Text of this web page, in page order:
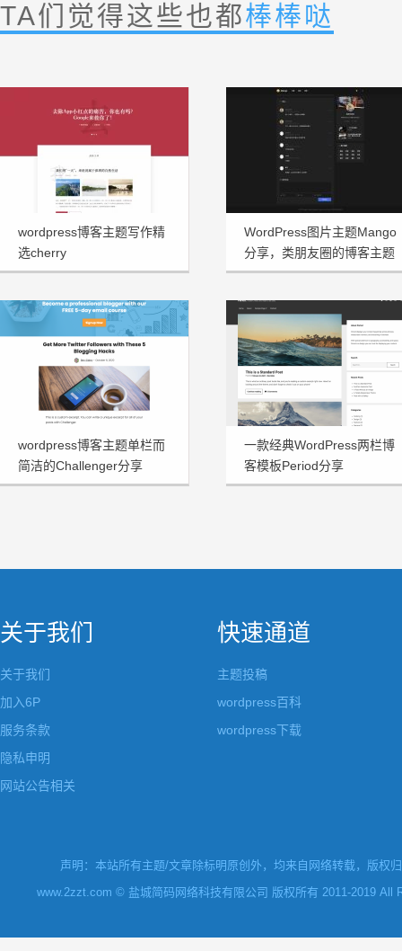
TA们觉得这些也都棒棒哒
wordpress博客主题写作精
选cherry
WordPress图片主题Mango
分享，类朋友圈的博客主题
wordpress博客主题单栏而
简洁的Challenger分享
一款经典WordPress两栏博
客模板Period分享
关于我们
关于我们
加入6P
服务条款
隐私申明
网站公告相关
快速通道
主题投稿
wordpress百科
wordpress下载
声明：本站所有主题/文章除标明原创外，均来自网络转载，版权
www.2zzt.com © 盐城简码网络科技有限公司 版权所有 2011-2019